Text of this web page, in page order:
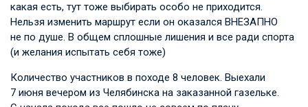
какая есть, тут тоже выбирать особо не приходится.
Нельзя изменить маршрут если он оказался ВНЕЗАПНО
не по душе. В общем сплошные лишения и все ради спорта
(и желания испытать себя тоже)
Количество участников в походе 8 человек. Выехали
7 июня вечером из Челябинска на заказанной газельке.